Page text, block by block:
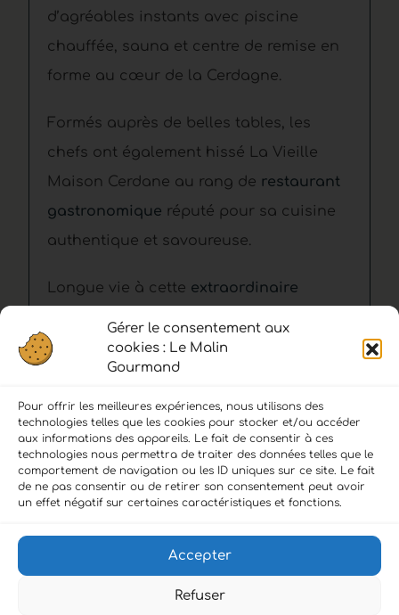
Gérer le consentement aux
cookies : Le Malin
Gourmand
Pour offrir les meilleures expériences, nous utilisons des
technologies telles que les cookies pour stocker et/ou accéder
aux informations des appareils. Le fait de consentir à ces
technologies nous permettra de traiter des données telles que le
comportement de navigation ou les ID uniques sur ce site. Le fait
de ne pas consentir ou de retirer son consentement peut avoir
un effet négatif sur certaines caractéristiques et fonctions.
Accepter
Refuser
d’agréables instants avec piscine
chauffée, sauna et centre de remise en
forme au cœur de la Cerdagne.
Formés auprès de belles tables, les
chefs ont également hissé La Vieille
Maison Cerdane au rang de restaurant
gastronomique réputé pour sa cuisine
authentique et savoureuse.
Longue vie à cette extraordinaire
tradition familiale de haute qualité
se transmet de père en fils depuis 1895.
LIENS :
Accueil
Politique de confidentialité